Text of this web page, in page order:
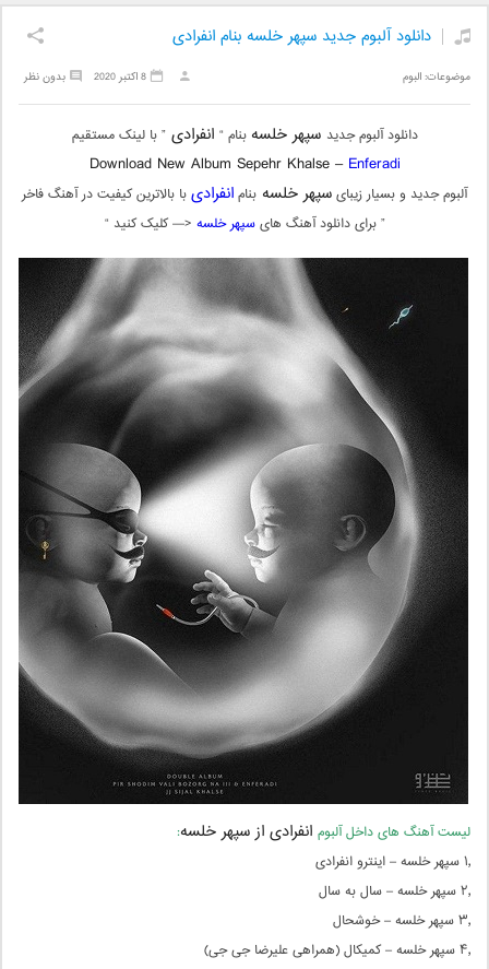
دانلود آلبوم جدید سپهر خلسه بنام انفرادی
موضوعات:البوم بدون نظر 8 اکتبر 2020
دانلود آلبوم جدید سپهر خلسه بنام “ انفرادی” با لینک مستقیم
Download New Album Sepehr Khalse – Enferadi
آلبوم جدید و بسیار زیبایسپهر خلسه بنامانفرادیبا بالاترین کیفیت در آهنگ فاخر
” برای دانلود آهنگ هایسپهر خلسه <— کلیک کنید “
لیست آهنگ های داخل آلبوم انفرادی از سپهر خلسه:
۱٫ سپهر خلسه – اینترو انفرادی
۲٫ سپهر خلسه – سال به سال
۳٫ سپهر خلسه – خوشحال
۴٫ سپهر خلسه – کمیکال (همراهی علیرضا جی جی)